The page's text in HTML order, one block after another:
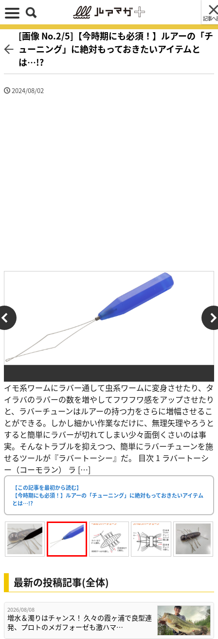
記事へ
[画像 No.2/5]【今時期にも必須！】ルアーの「チ
ューニング」に絶対もっておきたいアイテムと
は…!?
2024/08/02
イモ系ワームにラバー通して虫系ワームに変身させたり、タ
イラバのラバーの数を増やしてフワフワ感をアップさせたり
と、ラバーチューンはルアーの持つ力をさらに増幅させるこ
とができる。しかし細かい作業なだけに、無理矢理やろうと
すると簡単にラバーが切れてしまい少々面倒くさいのは事
実。そんなトラブルを抑えつつ、簡単にラバーチューンを施
せるツールが『ラバートーシー』だ。 目次 1 ラバートーシ
ー（コーモラン） ラ […]
【この記事を最初から読む】
【今時期にも必須！】ルアーの「チューニング」に絶対もっておきたいアイテム
とは…!?
最新の投稿記事(全体)
2026/08/08
増水＆濁りはチャンス！ 久々の霞ヶ浦で良型連
発、プロトのメガフォーゼも激ハマ…